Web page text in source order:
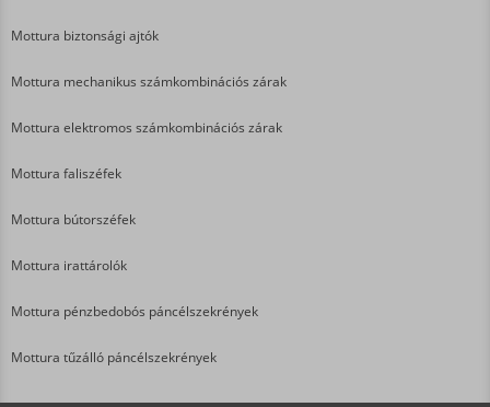
Mottura biztonsági ajtók
Mottura mechanikus számkombinációs zárak
Mottura elektromos számkombinációs zárak
Mottura faliszéfek
Mottura bútorszéfek
Mottura irattárolók
Mottura pénzbedobós páncélszekrények
Mottura tűzálló páncélszekrények